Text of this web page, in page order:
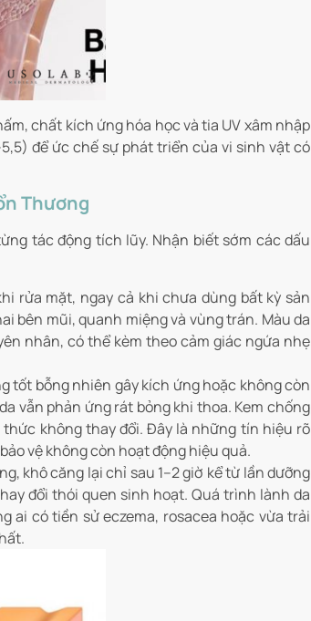
chất kích ứng hóa học và tia UV xâm nhập
để ức chế sự phát triển của vi sinh vật có
Thương
tác động tích lũy. Nhận biết sớm các dấu
rửa mặt, ngay cả khi chưa dùng bất kỳ sản
bên mũi, quanh miệng và vùng trán. Màu da
nhân, có thể kèm theo cảm giác ngứa nhẹ
tốt bỗng nhiên gây kích ứng hoặc không còn
vẫn phản ứng rát bỏng khi thoa. Kem chống
không thay đổi. Đây là những tín hiệu rõ
vệ không còn hoạt động hiệu quả.
khô căng lại chỉ sau 1–2 giờ kể từ lần dưỡng
đổi thói quen sinh hoạt. Quá trình lành da
ai có tiền sử eczema, rosacea hoặc vừa trải